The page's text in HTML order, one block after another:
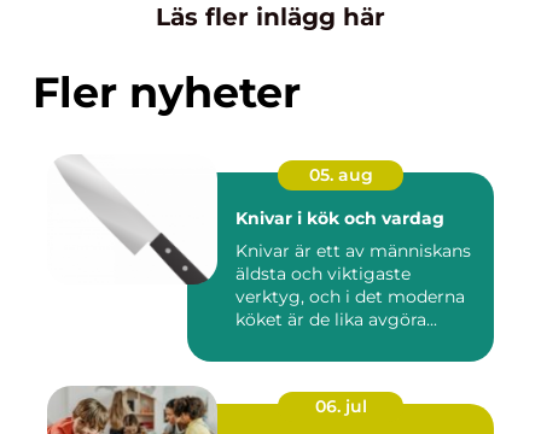
Läs fler inlägg här
Fler nyheter
05. aug
Knivar i kök och vardag
Knivar är ett av människans
äldsta och viktigaste
verktyg, och i det moderna
köket är de lika avgöra...
06. jul